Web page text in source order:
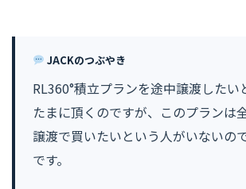
JACKのつぶやき
RL360°積立プランを途中譲渡したい
たまに頂くのですが、このプランは
譲渡で買いたいという人がいないの
です。